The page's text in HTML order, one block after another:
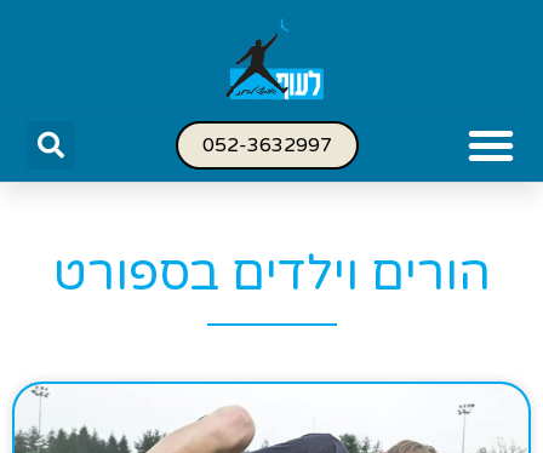
052-3632997
הורים וילדים בספורט